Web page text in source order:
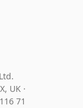
UK ·
71